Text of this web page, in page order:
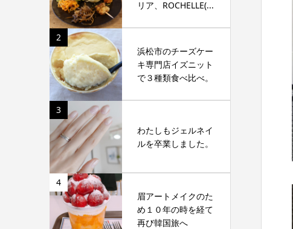
リア、ROCHELLE(...
2
浜松市のチーズケー
キ専門店イズニット
で３種類食べ比べ。
3
わたしもジェルネイ
ルを卒業しました。
4
眉アートメイクのた
め１０年の時を経て
再び韓国旅へ